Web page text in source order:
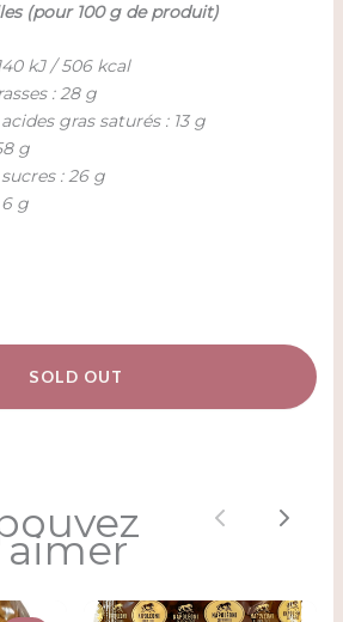
(pour 100 g de produit)
kJ / 506 kcal
: 28 g
gras saturés : 13 g
g
: 26 g
g
SOLD OUT
aimer Previous
Next